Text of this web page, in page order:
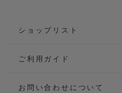
ショップリスト
ご利用ガイド
お問い合わせについて